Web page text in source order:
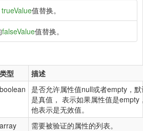
trueValue值替换。
falseValue值替换。
类型
描述
boolean 是否允许属性值null或者empty，
是真值， 表示如果属性值是empty
他表示是无效值。
array
需要被验证的属性的列表。